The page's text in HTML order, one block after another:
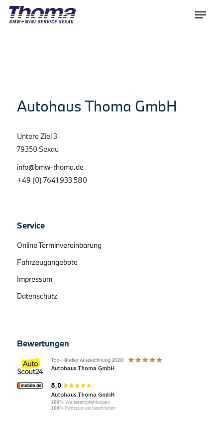
Autohaus Thoma GmbH
Untere Ziel 3
79350 Sexau
info@bmw-thoma.de
+49 (0) 7641 933 580
Service
Online Terminvereinbarung
Fahrzeugangebote
Impressum
Datenschutz
Bewertungen